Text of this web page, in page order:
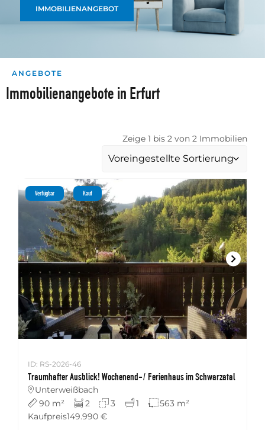
IMMOBILIENANGEBOT
ANGEBOTE
Immobilienangebote in Erfurt
Zeige 1 bis 2 von 2 Immobilien
Verfügbar Kauf
ID: RS-2026-46
Traumhafter Ausblick! Wochenend-/ Ferienhaus im Schwarzatal
Unterweißbach
90 m²
2 3 1
563 m²
Kaufpreis149.990 €